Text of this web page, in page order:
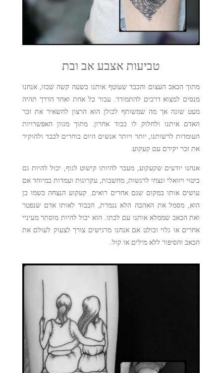
טביעות אצבע אב ובת
מתוך הכאב העצום והכבד שעוטף אותנו בשעה קשה שכזו, אנחנו
מנסים למצוא דרכים להתמודד. עבור כל אחת ואחד הדרך תהיה
מעט שונה אך מה שמשותף לכולן הוא הרצון להשאיר את זכר
האדם איתנו ולחלוק לו כבוד אחרון. מתוך מגוון האפשרויות
העומדות לרשותנו, יותר ויותר אנשים היום בוחרים לכבד ולהוקיר
את זכר יקירם עם קעקוע.
אנחנו יודעים שקעקוע, מעבר להיותו קישוט לגוף, יכול להיות גם
ביטוי ויזואלי ונצחי לרגשות, מחשבות, עקרונות ועמדות במיוחד אם
עושים אותו במקום שגם אחרים רואים. קעקוע הנצחה כשמו כן
הוא, מסמל את האהבה הלא נגמרת, הכבוד לאותו אדם שנפטר
ואת הכאב שממלא אותנו עם לכתו. הוא יכול להיות מוסתר מעיניי
אחרים או גלוי ובולט אם אנחנו מרגישים צורך לצעוק לעולם את
הכאב והסיפור ללא מילים או קול.